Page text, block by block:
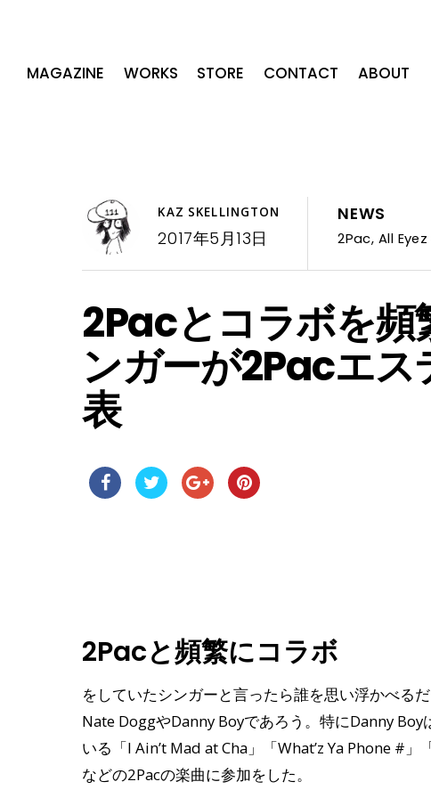
MAGAZINE WORKS STORE CONTACT ABOUT
KAZ SKELLINGTON
2017年5月13日
NEWS
2Pac, All
2Pacとコラボを
ンガーが2Pacエ
表
2Pacと頻繁にコラボ
をしていたシンガーと言ったら誰を思い浮かべる
Nate DoggやDanny Boyであろう。特にDanny
いる「I Ain’t Mad at Cha」「What’z Ya Phone #
などの2Pacの楽曲に参加をした。